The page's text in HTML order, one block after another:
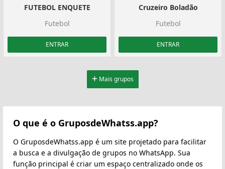
FUTEBOL ENQUETE
Futebol
ENTRAR
Cruzeiro Boladão
Futebol
ENTRAR
Mais grupos
O que é o GruposdeWhatss.app?
O GruposdeWhatss.app é um site projetado para facilitar
a busca e a divulgação de grupos no WhatsApp. Sua
função principal é criar um espaço centralizado onde os